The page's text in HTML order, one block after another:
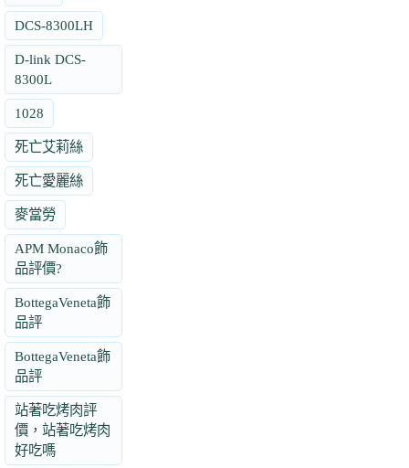
DCS-8300LH
D-link DCS-
8300L
1028
死亡艾莉絲
死亡愛麗絲
麥當勞
APM Monaco飾
品評價?
BottegaVeneta飾
品評
BottegaVeneta飾
品評
站著吃烤肉評
價，站著吃烤肉
好吃嗎